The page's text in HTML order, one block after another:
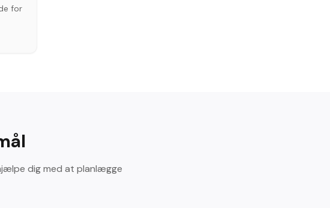
for
dig med at planlægge